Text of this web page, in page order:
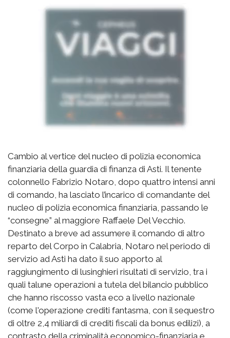
Cambio al vertice del nucleo di polizia economica
finanziaria della guardia di finanza di Asti. Il tenente
colonnello Fabrizio Notaro, dopo quattro intensi anni
di comando, ha lasciato l’incarico di comandante del
nucleo di polizia economica finanziaria, passando le
“consegne” al maggiore Raffaele Del Vecchio.
Destinato a breve ad assumere il comando di altro
reparto del Corpo in Calabria, Notaro nel periodo di
servizio ad Asti ha dato il suo apporto al
raggiungimento di lusinghieri risultati di servizio, tra i
quali talune operazioni a tutela del bilancio pubblico
che hanno riscosso vasta eco a livello nazionale
(come l'operazione crediti fantasma, con il sequestro
di oltre 2,4 miliardi di crediti fiscali da bonus edilizi), a
contrasto della criminalità economico-finanziaria e